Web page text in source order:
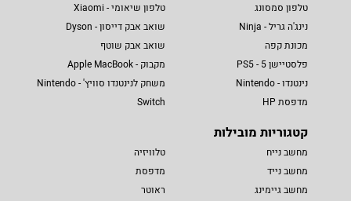
טלפון סמסונג
נינג'ה גריל - Ninja
מכונת קפה
פלסטיישן 5 - PS5
נינטנדו - Nintendo
מדפסת HP
טלפון שיאומי - Xiaomi
שואב אבק דייסון - Dyson
שואב אבק שוטף
מקבוק - Apple MacBook
משחק לנינטנדו סוויץ' - Nintendo
Switch
קטגוריות מובילות
מחשב נייח
מחשב נייד
מחשב גיימינג
טלוויזיה
מדפסת
ראוטר